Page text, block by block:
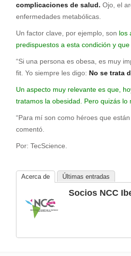
complicaciones de salud. Ojo, el
enfermedades metabólicas.
Un factor clave, por ejemplo, son los
predispuestos a esta condición y
“Si una persona es obesa, es muy
fit. Yo siempre les digo: No se trata
Un aspecto muy relevante es que,
tratamos la obesidad. Pero quizás
“Para mí son como héroes que
comentó.
Por: TecScience.
Acerca de Últimas entradas
Socios NCC